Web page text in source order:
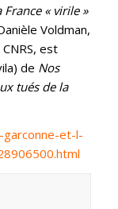
France « virile »
Voldman,
est
de Nos
tués de la
et-l-